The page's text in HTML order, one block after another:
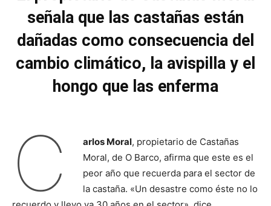
señala que las castañas están
dañadas como consecuencia del
cambio climático, la avispilla y el
hongo que las enferma
C arlos Moral, propietario de Castañas
Moral, de O Barco, afirma que este es el
peor año que recuerda para el sector de
la castaña. «Un desastre como éste no lo